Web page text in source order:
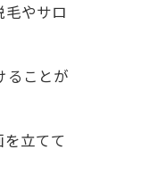
やサロ
ることが
立てて